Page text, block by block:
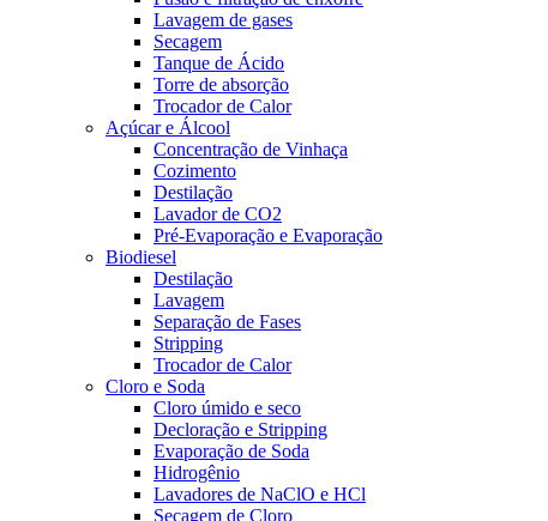
Lavagem de gases
Secagem
Tanque de Ácido
Torre de absorção
Trocador de Calor
Açúcar e Álcool
Concentração de Vinhaça
Cozimento
Destilação
Lavador de CO2
Pré-Evaporação e Evaporação
Biodiesel
Destilação
Lavagem
Separação de Fases
Stripping
Trocador de Calor
Cloro e Soda
Cloro úmido e seco
Decloração e Stripping
Evaporação de Soda
Hidrogênio
Lavadores de NaClO e HCl
Secagem de Cloro